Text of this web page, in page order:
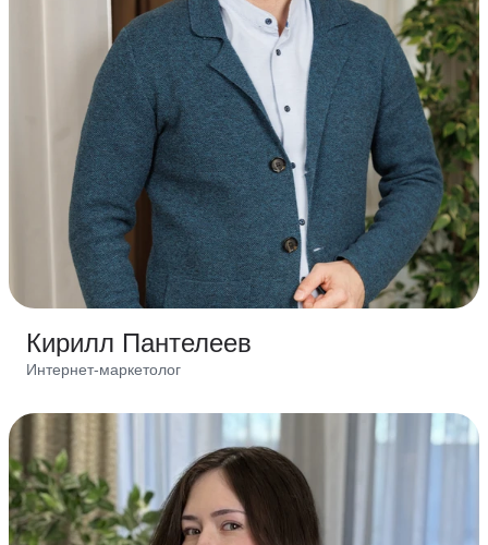
Кирилл Пантелеев
Интернет-маркетолог